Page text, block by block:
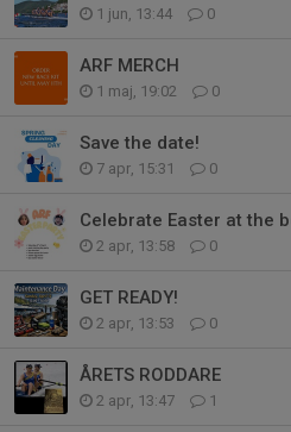
1 jun, 13:44 0
ARF MERCH
1 maj, 19:02 0
Save the date!
7 apr, 15:31 0
Celebrate Easter at the
2 apr, 13:58 0
GET READY!
2 apr, 13:53 0
ÅRETS RODDARE
2 apr, 13:47 1